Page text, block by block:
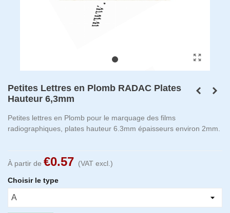
Petites Lettres en Plomb RADAC Plates
Hauteur 6,3mm
Petites lettres en Plomb pour le marquage des films
radiographiques, plates hauteur 6.3mm épaisseurs environ 2mm.
À partir de €0.57 (VAT excl.)
Choisir le type